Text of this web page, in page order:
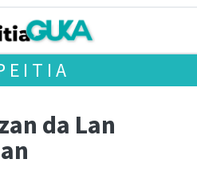
da Lan